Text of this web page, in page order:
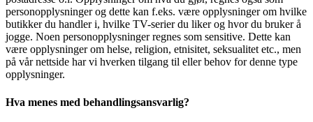
personopplysninger og dette kan f.eks. være opplysninger om hvilke
butikker du handler i, hvilke TV-serier du liker og hvor du bruker å
jogge. Noen personopplysninger regnes som sensitive. Dette kan
være opplysninger om helse, religion, etnisitet, seksualitet etc., men
på vår nettside har vi hverken tilgang til eller behov for denne type
opplysninger.
Hva menes med behandlingsansvarlig?